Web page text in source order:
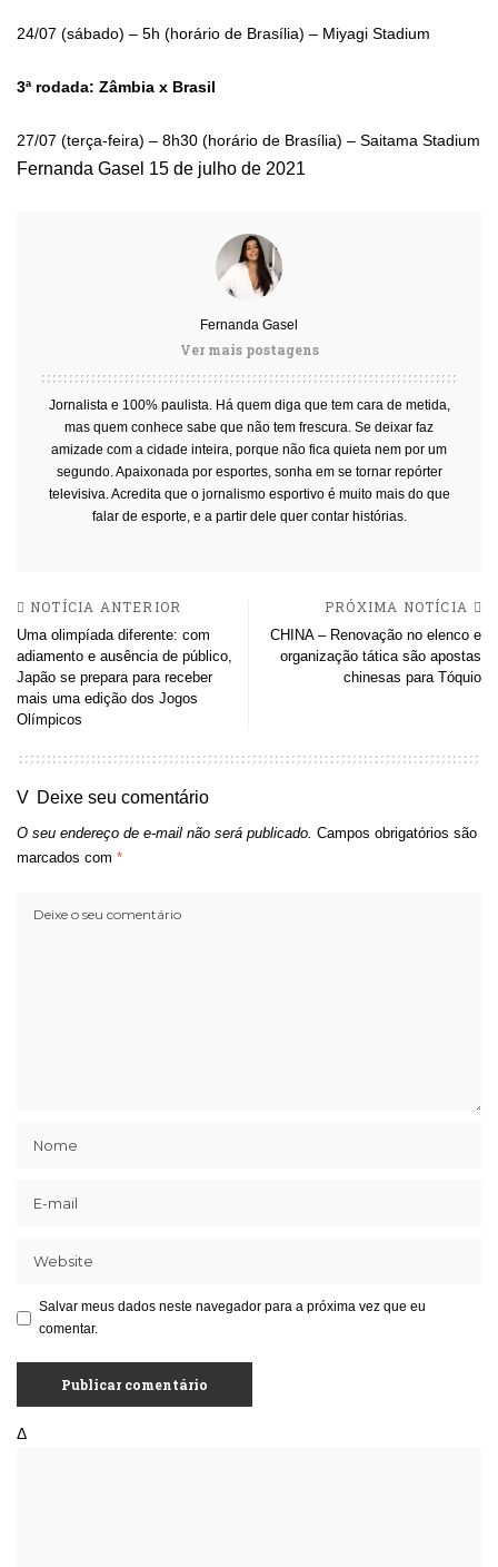
24/07 (sábado) – 5h (horário de Brasília) – Miyagi Stadium
3ª rodada: Zâmbia x Brasil
27/07 (terça-feira) – 8h30 (horário de Brasília) – Saitama Stadium
Fernanda Gasel 15 de julho de 2021
Fernanda Gasel
Ver mais postagens
Jornalista e 100% paulista. Há quem diga que tem cara de metida,
mas quem conhece sabe que não tem frescura. Se deixar faz
amizade com a cidade inteira, porque não fica quieta nem por um
segundo. Apaixonada por esportes, sonha em se tornar repórter
televisiva. Acredita que o jornalismo esportivo é muito mais do que
falar de esporte, e a partir dele quer contar histórias.
NOTÍCIA ANTERIOR
Uma olimpíada diferente: com
adiamento e ausência de público,
Japão se prepara para receber
mais uma edição dos Jogos
Olímpicos
PRÓXIMA NOTÍCIA
CHINA – Renovação no elenco e
organização tática são apostas
chinesas para Tóquio
Deixe seu comentário
O seu endereço de e-mail não será publicado. Campos obrigatórios são
marcados com *
Salvar meus dados neste navegador para a próxima vez que eu
comentar.
Δ